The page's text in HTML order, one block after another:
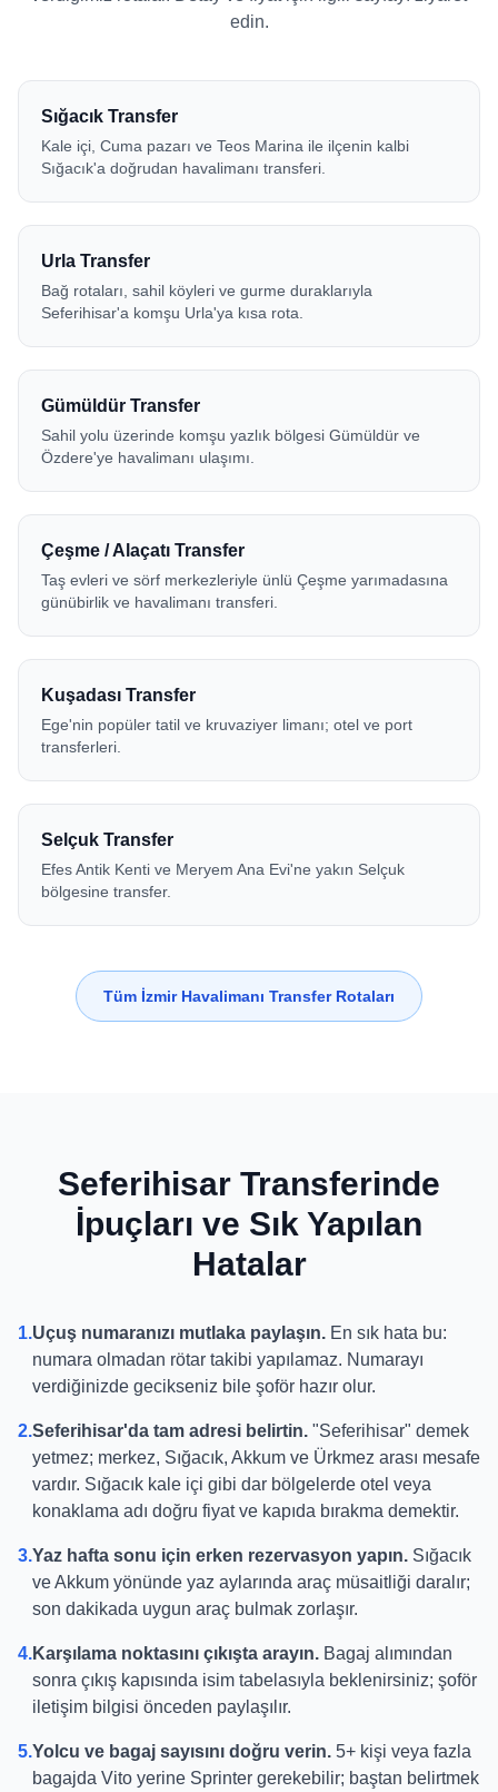
edin.
Sığacık Transfer
Kale içi, Cuma pazarı ve Teos Marina ile ilçenin kalbi
Sığacık'a doğrudan havalimanı transferi.
Urla Transfer
Bağ rotaları, sahil köyleri ve gurme duraklarıyla
Seferihisar'a komşu Urla'ya kısa rota.
Gümüldür Transfer
Sahil yolu üzerinde komşu yazlık bölgesi Gümüldür ve
Özdere'ye havalimanı ulaşımı.
Çeşme / Alaçatı Transfer
Taş evleri ve sörf merkezleriyle ünlü Çeşme yarımadasına
günübirlik ve havalimanı transferi.
Kuşadası Transfer
Ege'nin popüler tatil ve kruvaziyer limanı; otel ve port
transferleri.
Selçuk Transfer
Efes Antik Kenti ve Meryem Ana Evi'ne yakın Selçuk
bölgesine transfer.
Tüm İzmir Havalimanı Transfer Rotaları
Seferihisar Transferinde
İpuçları ve Sık Yapılan
Hatalar
1.Uçuş numaranızı mutlaka paylaşın. En sık hata bu:
numara olmadan rötar takibi yapılamaz. Numarayı
verdiğinizde gecikseniz bile şoför hazır olur.
2.Seferihisar'da tam adresi belirtin. "Seferihisar" demek
yetmez; merkez, Sığacık, Akkum ve Ürkmez arası mesafe
vardır. Sığacık kale içi gibi dar bölgelerde otel veya
konaklama adı doğru fiyat ve kapıda bırakma demektir.
3.Yaz hafta sonu için erken rezervasyon yapın. Sığacık
ve Akkum yönünde yaz aylarında araç müsaitliği daralır;
son dakikada uygun araç bulmak zorlaşır.
4.Karşılama noktasını çıkışta arayın. Bagaj alımından
sonra çıkış kapısında isim tabelasıyla beklenirsiniz; şoför
iletişim bilgisi önceden paylaşılır.
5.Yolcu ve bagaj sayısını doğru verin. 5+ kişi veya fazla
bagajda Vito yerine Sprinter gerekebilir; baştan belirtmek